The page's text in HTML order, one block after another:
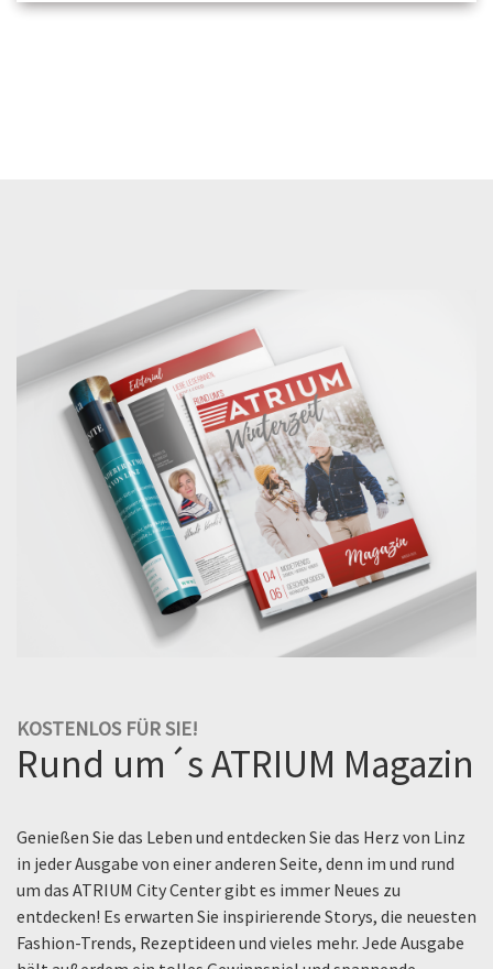
KOSTENLOS FÜR SIE!
Rund um´s ATRIUM Magazin
Genießen Sie das Leben und entdecken Sie das Herz von Linz
in jeder Ausgabe von einer anderen Seite, denn im und rund
um das ATRIUM City Center gibt es immer Neues zu
entdecken! Es erwarten Sie inspirierende Storys, die neuesten
Fashion-Trends, Rezeptideen und vieles mehr. Jede Ausgabe